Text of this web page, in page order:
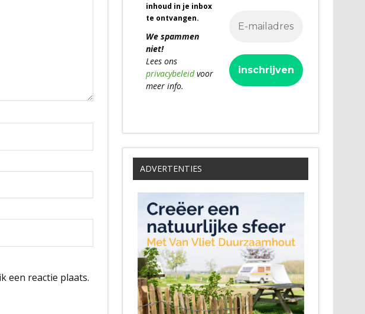
een reactie plaats.
inhoud in je inbox
te ontvangen.
We spammen
niet!
Lees ons
privacybeleidvoor
meer info.
ADVERTENTIES